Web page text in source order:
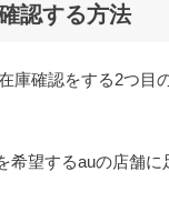
認する方法
庫確認をする2つ目
望するauの店舗に